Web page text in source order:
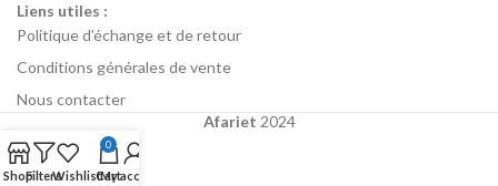
Liens utiles :
Politique d'échange et de retour
Conditions générales de vente
Nous contacter
Afariet 2024
ShopFiltersWishlist
0
Cart
My account